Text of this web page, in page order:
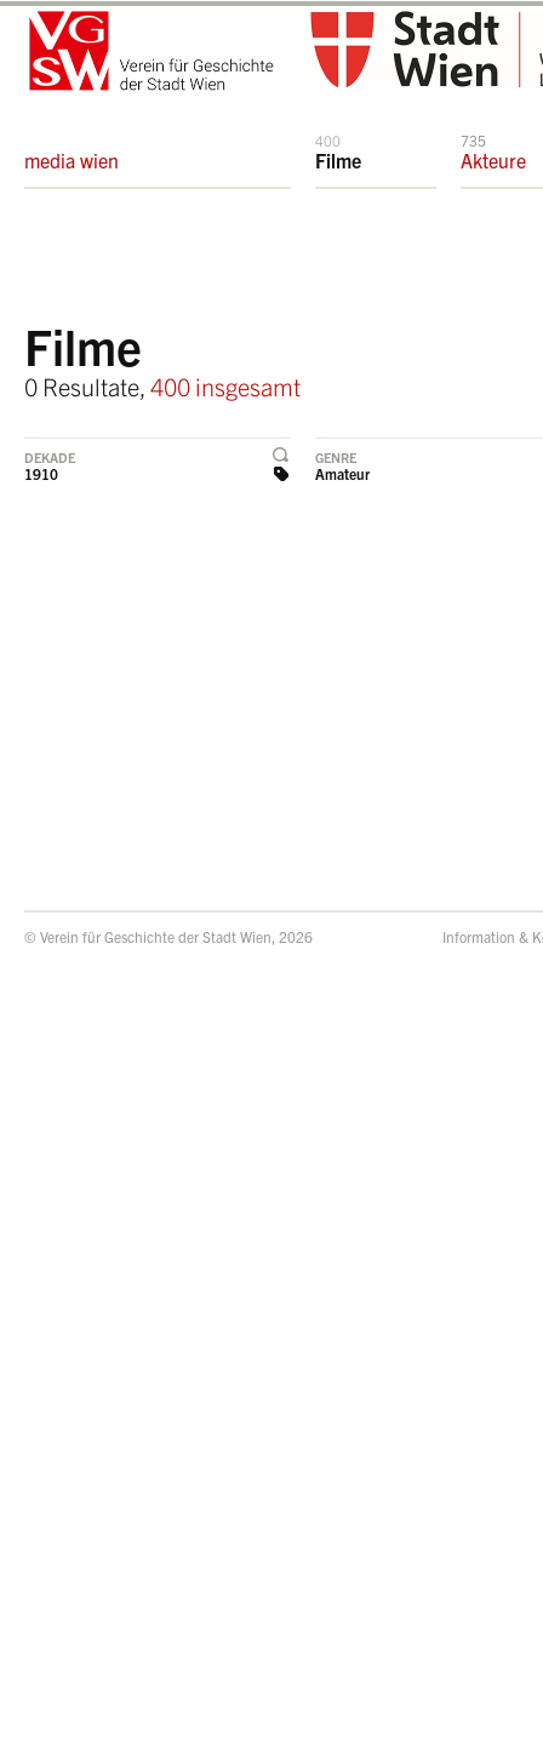
media wien
400
Filme
735
Akteure
Filme
0 Resultate, 400 insgesamt
DEKADE
1910
GENRE
Amateur
© Verein für Geschichte der Stadt Wien, 2026 Information &